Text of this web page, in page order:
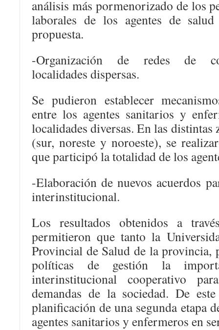
análisis más pormenorizado de los
laborales de los agentes de
propuesta.
-Organización de redes de
localidades dispersas.
Se pudieron establecer
entre los agentes sanitarios y
localidades diversas. En las distintas
(sur, noreste y noroeste), se
que participó la totalidad de los
-Elaboración de nuevos acuerdos
interinstitucional.
Los resultados obtenidos a
permitieron que tanto la
Provincial de Salud de la provincia,
políticas de gestión la
interinstitucional cooperativo
demandas de la sociedad. De
planificación de una segunda etapa
agentes sanitarios y enfermeros en